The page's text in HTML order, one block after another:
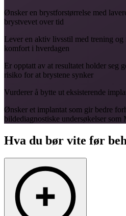
Ønsker en brystforstørrelse med
brystvevet over tid
Lever en aktiv livsstil med trening
komfort i hverdagen
Er opptatt av at resultatet holder seg
risiko for at brystene synker
Vurderer å bytte ut eksisterende
Ønsker et implantat som gir bedre
bildediagnostiske undersøkelser
Hva du bør vite før